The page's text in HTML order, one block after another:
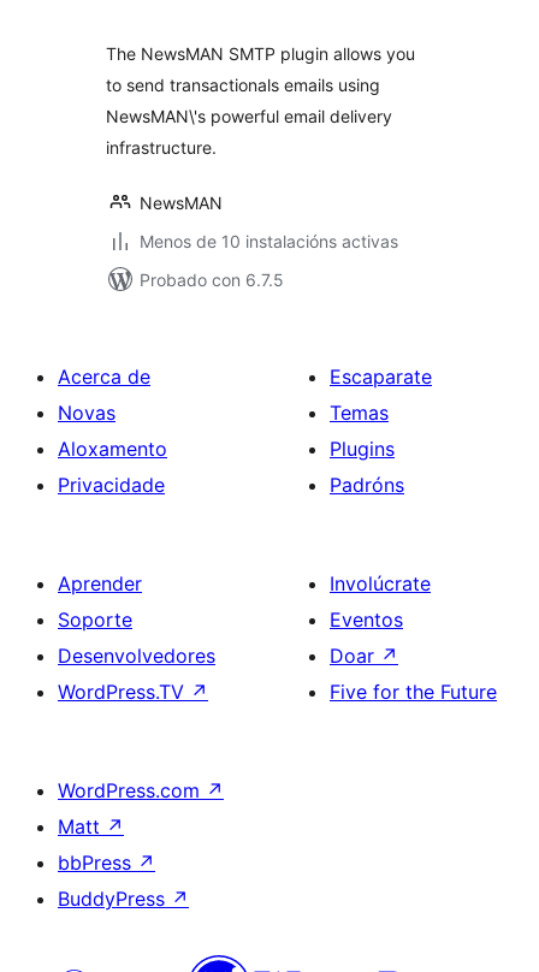
The NewsMAN SMTP plugin allows you
to send transactionals emails using
NewsMAN\'s powerful email delivery
infrastructure.
NewsMAN
Menos de 10 instalacións activas
Probado con 6.7.5
Acerca de
Novas
Aloxamento
Privacidade
Escaparate
Temas
Plugins
Padróns
Aprender
Soporte
Desenvolvedores
WordPress.TV ↗
Involúcrate
Eventos
Doar ↗
Five for the Future
WordPress.com ↗
Matt ↗
bbPress ↗
BuddyPress ↗